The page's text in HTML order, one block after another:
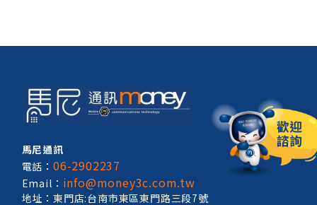
馬尼通訊
電話：06-2902237
Email： info@money3c.com.tw
地址：東門店:台南市東區東門路三段7號